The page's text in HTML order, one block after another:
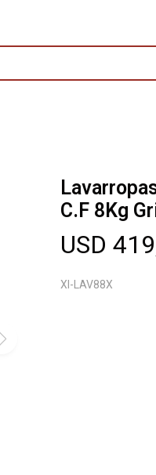
C.F 8Kg
USD
XI-LAV88X